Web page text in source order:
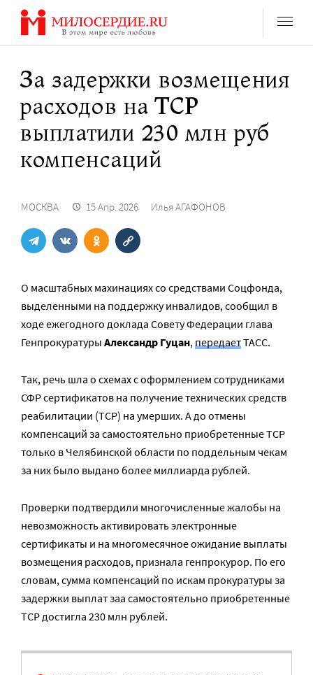
Перейти
содержанию
За задержки возмещения
расходов на ТСР
выплатили 230 млн руб
компенсаций
МОСКВА 15 Апр. 2026 Илья АГАФОНОВ
О масштабных махинациях со средствами Соцфонда,
выделенными на поддержку инвалидов, сообщил в
ходе ежегодного доклада Совету Федерации глава
Генпрокуратуры Александр Гуцан,передаетТАСС.
Так, речь шла о схемах с оформлением сотрудниками
СФР сертификатов на получение технических средств
реабилитации (ТСР) на умерших. А до отмены
компенсаций за самостоятельно приобретенные ТСР
только в Челябинской области по поддельным чекам
за них было выдано более миллиарда рублей.
Проверки подтвердили многочисленные жалобы на
невозможность активировать электронные
сертификаты и на многомесячное ожидание выплаты
возмещения расходов, признала генпрокурор. По его
словам, сумма компенсаций по искам прокуратуры за
задержки выплат заа самостоятельно приобретенные
ТСР достигла 230 млн рублей.